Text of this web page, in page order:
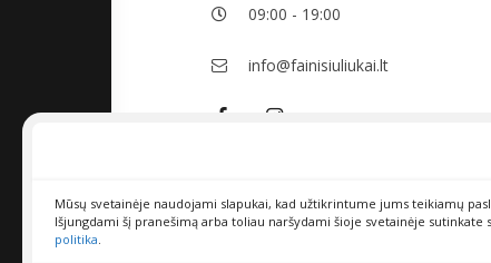
Mūsų svetainėje naudojami slapukai, kad užtikrintume jums teikiamų
Išjungdami šį pranešimą arba toliau naršydami šioje svetainėje sutinkate
politika.
09:00 - 19:00
info@fainisiuliukai.lt